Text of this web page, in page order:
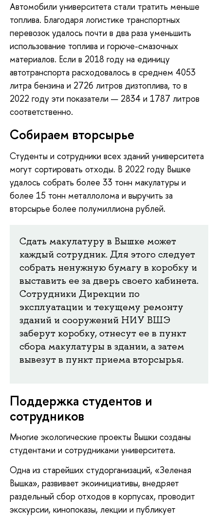
Автомобили университета стали тратить меньше
топлива. Благодаря логистике транспортных
перевозок удалось почти в два раза уменьшить
использование топлива и горюче-смазочных
материалов. Если в 2018 году на единицу
автотранспорта расходовалось в среднем 4053
литра бензина и 2726 литров дизтоплива, то в
2022 году эти показатели — 2834 и 1787 литров
соответственно.
Собираем вторсырье
Студенты и сотрудники всех зданий университета
могут сортировать отходы. В 2022 году Вышке
удалось собрать более 33 тонн макулатуры и
более 15 тонн металлолома и выручить за
вторсырье более полумиллиона рублей.
Сдать макулатуру в Вышке может
каждый сотрудник. Для этого следует
собрать ненужную бумагу в коробку и
выставить ее за дверь своего кабинета.
Сотрудники Дирекции по
эксплуатации и текущему ремонту
зданий и сооружений НИУ ВШЭ
заберут коробку, отнесут ее в пункт
сбора макулатуры в здании, а затем
вывезут в пункт приема вторсырья.
Поддержка студентов и
сотрудников
Многие экологические проекты Вышки созданы
студентами и сотрудниками университета.
Одна из старейших студорганизаций, «Зеленая
Вышка», развивает экоинициативы, внедряет
раздельный сбор отходов в корпусах, проводит
экскурсии, кинопоказы, лекции и публикует